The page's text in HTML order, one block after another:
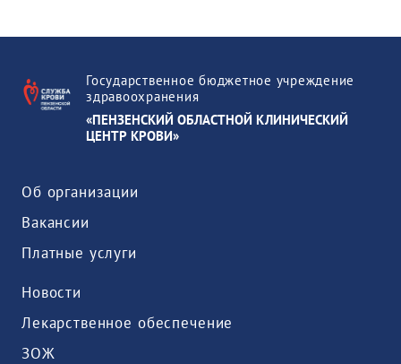
Государственное бюджетное учреждение
здравоохранения
«ПЕНЗЕНСКИЙ ОБЛАСТНОЙ КЛИНИЧЕСКИЙ
ЦЕНТР КРОВИ»
Об организации
Вакансии
Платные услуги
Новости
Лекарственное обеспечение
ЗОЖ